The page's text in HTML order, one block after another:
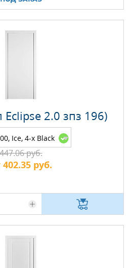
Eclipse 2.0 зпз 196)
Ice, 4-х Black
руб.
402.35 руб.